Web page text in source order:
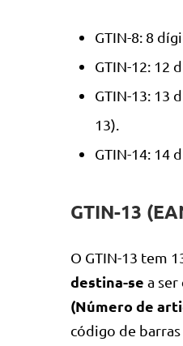
GTIN-8: 8
GTIN-12: 12
GTIN-13: 13
13).
GTIN-14: 14
GTIN-13
O GTIN-13 tem
destina-se a ser
(Número de
código de barras